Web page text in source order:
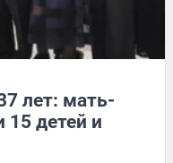
лет: мать-
15 детей и